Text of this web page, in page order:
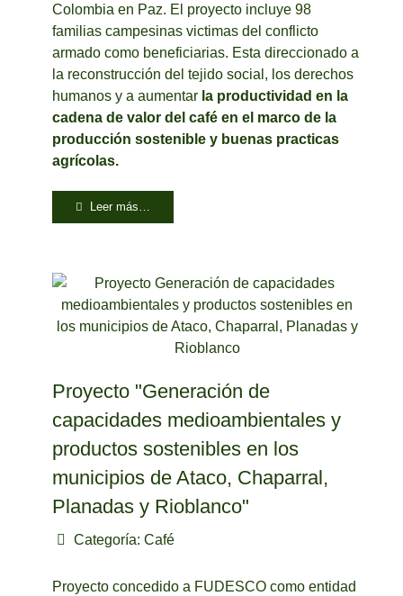
Colombia en Paz. El proyecto incluye 98
familias campesinas victimas del conflicto
armado como beneficiarias. Esta direccionado a
la reconstrucción del tejido social, los derechos
humanos y a aumentar la productividad en la
cadena de valor del café en el marco de la
producción sostenible y buenas practicas
agrícolas.
Leer más…
Proyecto "Generación de
capacidades medioambientales y
productos sostenibles en los
municipios de Ataco, Chaparral,
Planadas y Rioblanco"
Categoría: Café
Proyecto concedido a FUDESCO como entidad